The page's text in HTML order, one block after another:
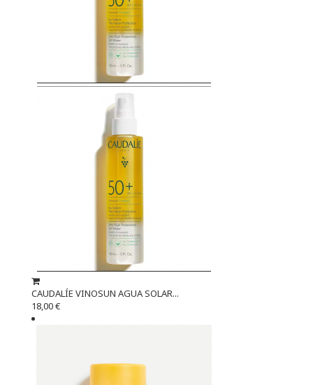
CAUDALÍE VINOSUN AGUA SOLAR...
18,00 €